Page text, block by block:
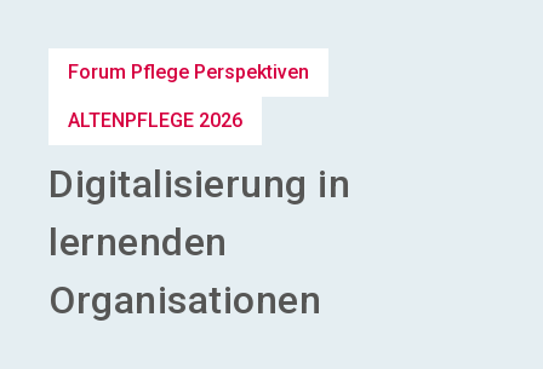
Forum Pflege Perspektiven
ALTENPFLEGE 2026
Digitalisierung in
lernenden
Organisationen